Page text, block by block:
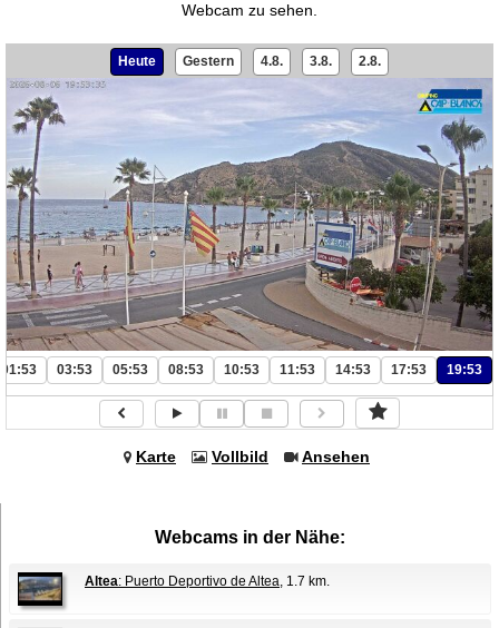
Webcam zu sehen.
Heute Gestern 4.8. 3.8. 2.8.
01:53 03:53 05:53 08:53 10:53 11:53 14:53 17:53 19:53
Karte Vollbild Ansehen
Webcams in der Nähe:
Altea: Puerto Deportivo de Altea, 1.7 km.